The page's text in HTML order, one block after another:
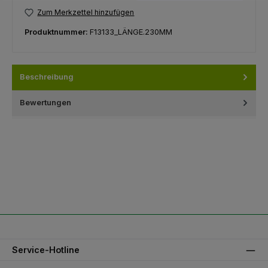
Zum Merkzettel hinzufügen
Produktnummer: F13133_LÄNGE.230MM
Beschreibung
Bewertungen
Service-Hotline